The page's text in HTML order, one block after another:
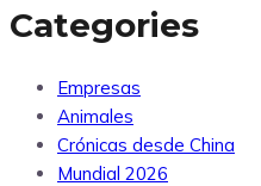
Categories
Empresas
Animales
Crónicas desde China
Mundial 2026